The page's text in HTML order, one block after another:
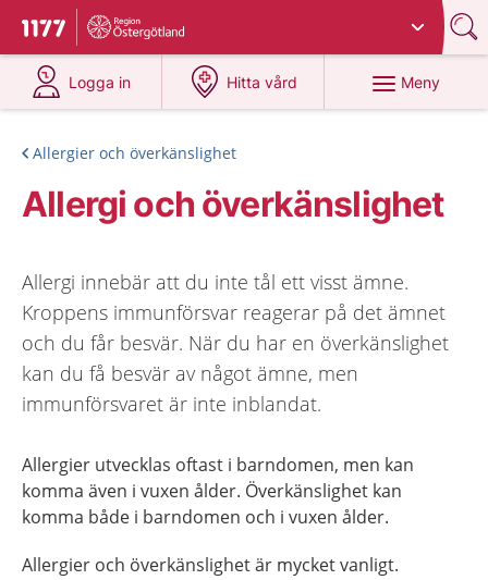
Till startsidan för 1177
Du har valt region
Logga in
på 1177.se
Hitta vård
på 1177.se
Meny
Allergier och överkänslighet
Allergi och överkänslighet
Allergi innebär att du inte tål ett visst ämne.
Kroppens immunförsvar reagerar på det ämnet
och du får besvär. När du har en överkänslighet
kan du få besvär av något ämne, men
immunförsvaret är inte inblandat.
Allergier utvecklas oftast i barndomen, men kan
komma även i vuxen ålder. Överkänslighet kan
komma både i barndomen och i vuxen ålder.
Allergier och överkänslighet är mycket vanligt.